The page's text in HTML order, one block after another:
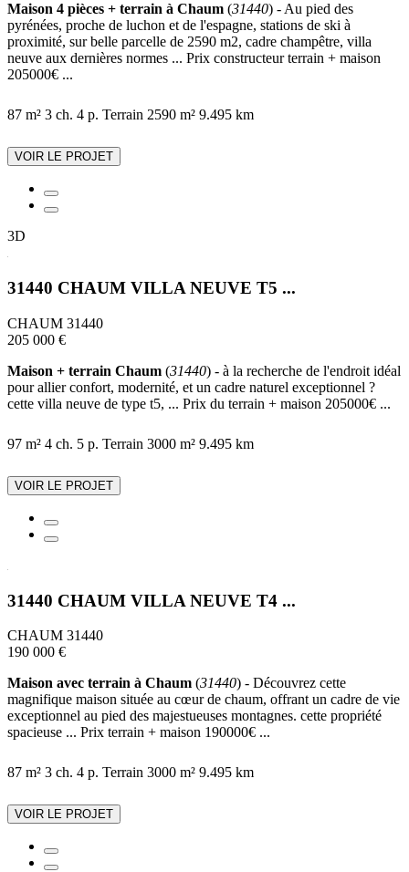
Maison 4 pièces + terrain à Chaum (31440) - Au pied des
pyrénées, proche de luchon et de l'espagne, stations de ski à
proximité, sur belle parcelle de 2590 m2, cadre champêtre, villa
neuve aux dernières normes ... Prix constructeur terrain + maison
205000€ ...
87 m² 3 ch. 4 p. Terrain 2590 m² 9.495 km
VOIR LE PROJET
3D
31440 CHAUM VILLA NEUVE T5 ...
CHAUM 31440
205 000 €
Maison + terrain Chaum (31440) - à la recherche de l'endroit idéal
pour allier confort, modernité, et un cadre naturel exceptionnel ?
cette villa neuve de type t5, ... Prix du terrain + maison 205000€ ...
97 m² 4 ch. 5 p. Terrain 3000 m² 9.495 km
VOIR LE PROJET
31440 CHAUM VILLA NEUVE T4 ...
CHAUM 31440
190 000 €
Maison avec terrain à Chaum (31440) - Découvrez cette
magnifique maison située au cœur de chaum, offrant un cadre de vie
exceptionnel au pied des majestueuses montagnes. cette propriété
spacieuse ... Prix terrain + maison 190000€ ...
87 m² 3 ch. 4 p. Terrain 3000 m² 9.495 km
VOIR LE PROJET